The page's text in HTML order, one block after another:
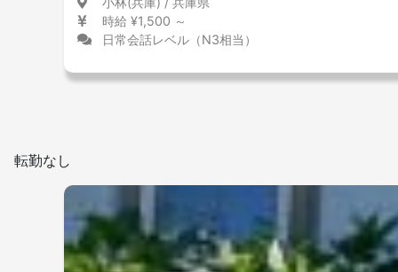
時給 ¥1,500 ～
日常会話レベル（N3相当）
転勤なし